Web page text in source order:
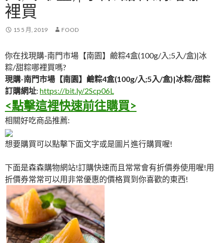
裡買
15 5 月, 2019 FOOD
你在找現購-南門市場【南園】鹼粽4盒(100g/入;5入/盒)|冰
粽/甜粽哪裡買嗎?
現購-南門市場【南園】鹼粽4盒(100g/入;5入/盒)|冰粽/甜粽
訂購網址: https://bit.ly/2Scp06L
<點擊這裡快速前往購買>
相關好吃商品推薦:
想要購買可以點擊下面文字或是圖片進行購買喔!
下面是森森購物網站!訂購快速而且常常會有折價券使用喔!用
折價券常常可以用非常優惠的價格買到你喜歡的東西!